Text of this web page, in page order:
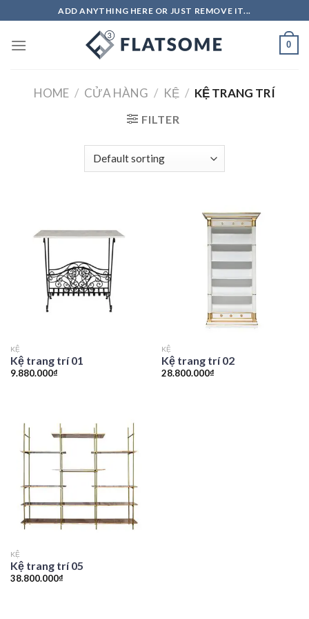
to
content
ADD ANYTHING HERE OR JUST REMOVE IT...
0
HOME / CỬA HÀNG / KỆ / KỆ TRANG TRÍ
FILTER
KỆ
Kệ trang trí 01
9.880.000₫
KỆ
Kệ trang trí 02
28.800.000₫
KỆ
Kệ trang trí 05
38.800.000₫